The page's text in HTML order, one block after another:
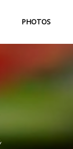
PHOTOS